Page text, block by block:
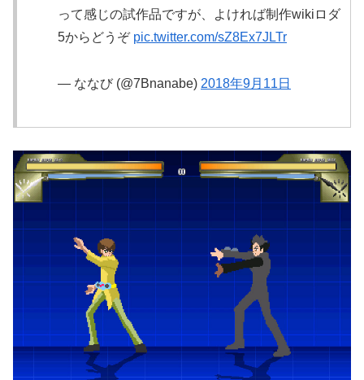
って感じの試作品ですが、よければ制作wikiロダ
5からどうぞ pic.twitter.com/sZ8Ex7JLTr
— ななび (@7Bnanabe) 2018年9月11日